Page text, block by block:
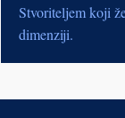
Stvoriteljem koji
dimenziji.